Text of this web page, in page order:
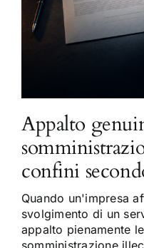
Appalto
confini
Quando un'impresa
svolgimento di un
appalto pienamente
somministrazione